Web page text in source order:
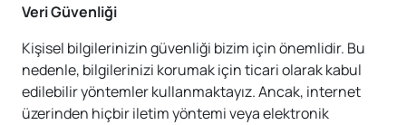
Veri Güvenliği
Kişisel bilgilerinizin güvenliği bizim için önemlidir. Bu
nedenle, bilgilerinizi korumak için ticari olarak kabul
edilebilir yöntemler kullanmaktayız. Ancak, internet
üzerinden hiçbir iletim yöntemi veya elektronik